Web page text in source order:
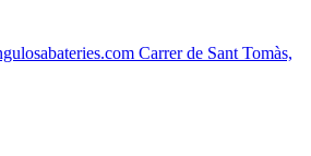
Carrer de Sant Tomàs,